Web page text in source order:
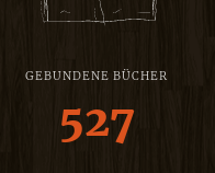
GEBUNDENE BÜCHER
527